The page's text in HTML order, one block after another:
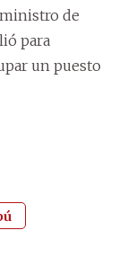
de
para
un puesto